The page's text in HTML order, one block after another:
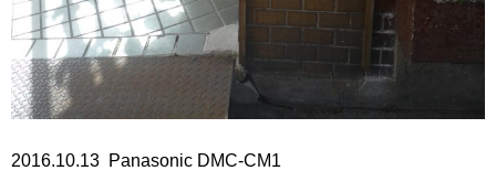
2016.10.13 Panasonic DMC-CM1